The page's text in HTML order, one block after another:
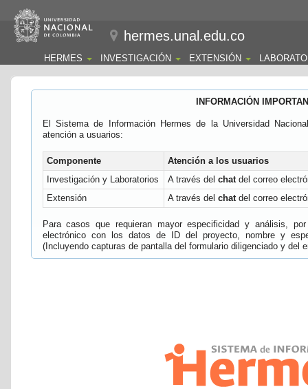
hermes.unal.edu.co
HERMES INVESTIGACIÓN EXTENSIÓN
INFORMACIÓN
El Sistema de Información Hermes de la Universidad
atención a usuarios:
Componente
Atención a los usuarios
Investigación y Laboratorios
A través del chatdel correo
Extensión
A través del chatdel correo
Para casos que requieran mayor especificidad y análisis,
electrónico con los datos de ID del proyecto, nombre y
(Incluyendo capturas de pantalla del formulario diligenciado y del